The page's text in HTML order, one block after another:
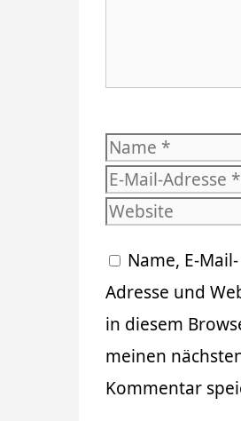
Name
E-
Mail-
Website
Name, E-Mail-
Adresse und
in diesem
meinen
Kommentar